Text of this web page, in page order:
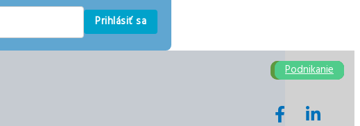
Prihlásiť sa
Manažment
Manažment
Podnikanie
Podnikanie
Podnikanie
Podnikanie